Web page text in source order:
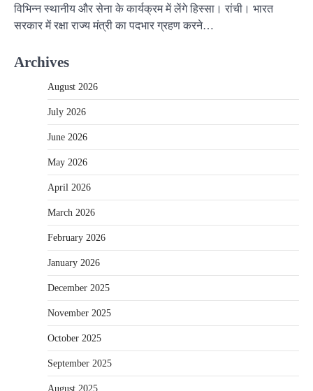
विभिन्न स्थानीय और सेना के कार्यक्रम में लेंगे हिस्सा। रांची। भारत
सरकार में रक्षा राज्य मंत्री का पदभार ग्रहण करने…
Archives
August 2026
July 2026
June 2026
May 2026
April 2026
March 2026
February 2026
January 2026
December 2025
November 2025
October 2025
September 2025
August 2025